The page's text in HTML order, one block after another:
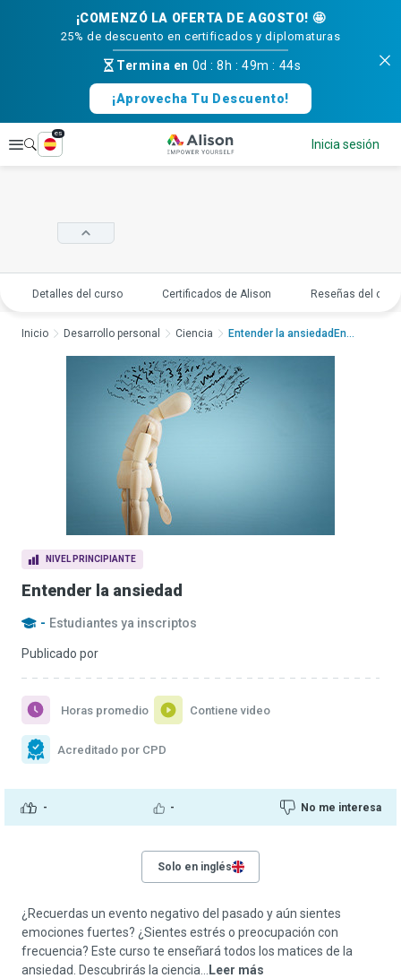
¡COMENZÓ LA OFERTA DE AGOSTO! 🤩
25% de descuento en certificados y diplomaturas
Termina en 0d :8h :49m : 43s
¡Aprovecha Tu Descuento!
Explorar
es
Inicia sesión
Detalles del curso Certificados de Alison Reseñas del
NIVEL PRINCIPIANTE
Entender la ansiedad
- Estudiantes ya inscriptos
Publicado por
- - No me interesa
Horas promedio Contiene video
Acreditado por CPD
Inicio Desarrollo personal Ciencia Entender la ansiedadEnt...
Solo en inglés
¿Recuerdas un evento negativo del pasado y aún sientes
emociones fuertes? ¿Sientes estrés o preocupación con
frecuencia? Este curso te enseñará todos los matices de la
ansiedad. Descubrirás la ciencia...
Leer más